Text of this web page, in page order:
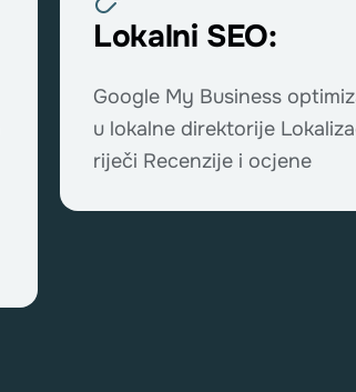
Lokalni SEO:
Google My Business
u lokalne direktorije
riječi Recenzije i ocjene